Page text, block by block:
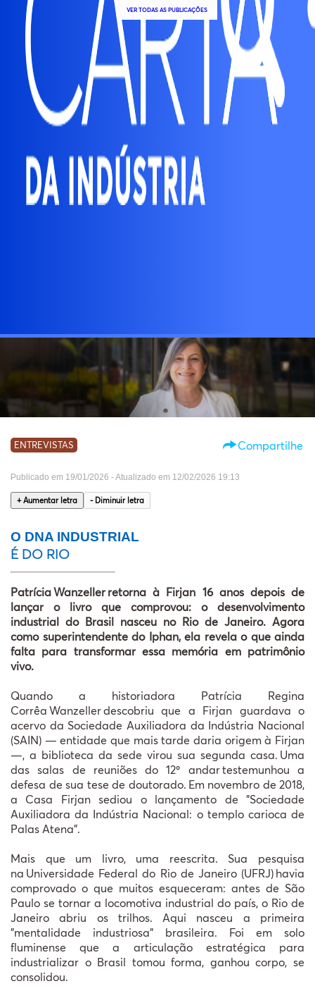
VER TODAS AS PUBLICAÇÕES
ENTREVISTAS Compartilhe
Publicado em 19/01/2026 - Atualizado em 12/02/2026 19:13
+ Aumentar letra - Diminuir letra
O DNA INDUSTRIAL
É DO RIO
PatríciaWanzellerretornaà Firjan 16 anos depois de
lançar o livro que comprovou: o desenvolvimento
industrial do Brasil nasceu no Rio de Janeiro. Agora
como superintendente do Iphan, ela revela o que ainda
falta para transformar essa memória em patrimônio
vivo.
Quando a historiadora Patrícia Regina
CorrêaWanzellerdescobriu que a Firjan guardava o
acervo da Sociedade Auxiliadora da Indústria Nacional
(SAIN) — entidade que mais tarde daria origemà Firjan
—, a biblioteca da sede virou sua segunda casa. Uma
das salas de reuniões do 12º andartestemunhou a
defesa de sua tese de doutorado. Em novembro de 2018,
a Casa Firjan sediou o lançamento de "Sociedade
Auxiliadora da Indústria Nacional: o templo carioca de
Palas Atena".
Mais que um livro, uma reescrita. Sua pesquisa
na Universidade Federal do Rio de Janeiro (UFRJ)havia
comprovado o que muitos esqueceram: antes de São
Paulo se tornar a locomotiva industrial do país, o Rio de
Janeiro abriu os trilhos. Aqui nasceu a primeira
"mentalidade industriosa" brasileira. Foi em solo
fluminense que a articulação estratégica para
industrializar o Brasil tomou forma, ganhou corpo, se
consolidou.